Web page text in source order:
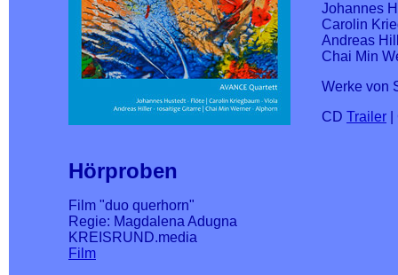
Johannes
Carolin
Andreas
Chai Min
Werke von
CD Trailer
Hörproben
Film "duo querhorn"
Regie: Magdalena Adugna
KREISRUND.media
Film